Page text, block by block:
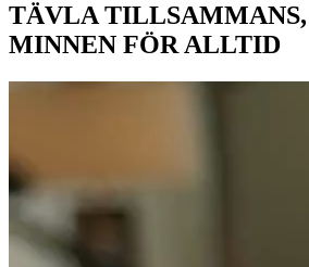
TÄVLA TILLSAMMANS,
MINNEN FÖR ALLTID